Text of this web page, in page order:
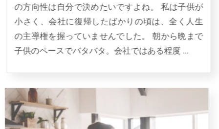
の方向性は自分で決めたいですよね。 私は子供が
小さく、会社に復帰したばかりの頃は、全く人生
の主導権を握っていませんでした。 朝から晩まで
子供のペースでバタバタ。会社ではある程度 ...